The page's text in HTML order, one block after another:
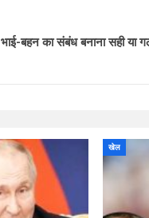
भाई-बहन का संबंध बनाना सही या
खेल